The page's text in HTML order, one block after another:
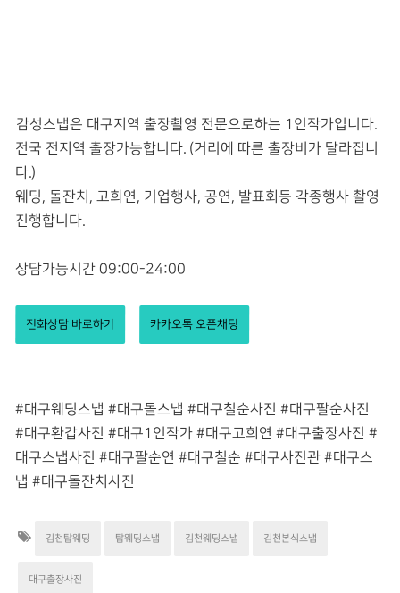
감성스냅은 대구지역 출장촬영 전문으로하는 1인작가입니다.
전국 전지역 출장가능합니다. (거리에 따른 출장비가 달라집니
다.)
웨딩, 돌잔치, 고희연, 기업행사, 공연, 발표회등 각종행사 촬영
진행합니다.
상담가능시간 09:00-24:00
전화상담 바로하기 카카오톡 오픈채팅
#대구웨딩스냅 #대구돌스냅 #대구칠순사진 #대구팔순사진
#대구환갑사진 #대구1인작가 #대구고희연 #대구출장사진 #
대구스냅사진 #대구팔순연 #대구칠순 #대구사진관 #대구스
냅 #대구돌잔치사진
김천탑웨딩 탑웨딩스냅 김천웨딩스냅 김천본식스냅
대구출장사진